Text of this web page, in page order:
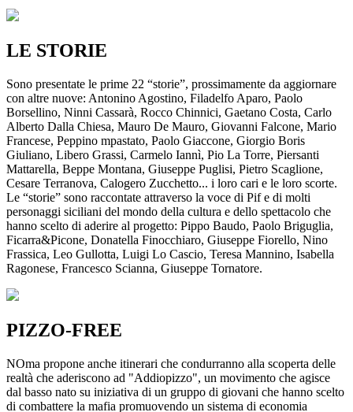
LE STORIE
Sono presentate le prime 22 “storie”, prossimamente da aggiornare
con altre nuove: Antonino Agostino, Filadelfo Aparo, Paolo
Borsellino, Ninni Cassarà, Rocco Chinnici, Gaetano Costa, Carlo
Alberto Dalla Chiesa, Mauro De Mauro, Giovanni Falcone, Mario
Francese, Peppino mpastato, Paolo Giaccone, Giorgio Boris
Giuliano, Libero Grassi, Carmelo Iannì, Pio La Torre, Piersanti
Mattarella, Beppe Montana, Giuseppe Puglisi, Pietro Scaglione,
Cesare Terranova, Calogero Zucchetto... i loro cari e le loro scorte.
Le “storie” sono raccontate attraverso la voce di Pif e di molti
personaggi siciliani del mondo della cultura e dello spettacolo che
hanno scelto di aderire al progetto: Pippo Baudo, Paolo Briguglia,
Ficarra&Picone, Donatella Finocchiaro, Giuseppe Fiorello, Nino
Frassica, Leo Gullotta, Luigi Lo Cascio, Teresa Mannino, Isabella
Ragonese, Francesco Scianna, Giuseppe Tornatore.
PIZZO-FREE
NOma propone anche itinerari che condurranno alla scoperta delle
realtà che aderiscono ad "Addiopizzo", un movimento che agisce
dal basso nato su iniziativa di un gruppo di giovani che hanno scelto
di combattere la mafia promuovendo un sistema di economia